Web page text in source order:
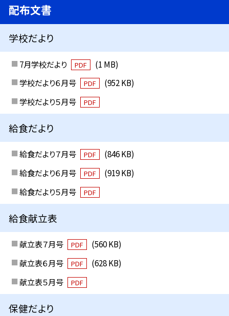
配布文書
学校だより
7月学校だより PDF
(1 MB)
学校だより６月号
PDF
(952 KB)
学校だより５月号
PDF
給食だより
給食だより７月号 PDF
(846 KB)
給食だより６月号
PDF
(919 KB)
給食だより５月号
PDF
給食献立表
献立表７月号 PDF
(560 KB)
献立表６月号
PDF
(628 KB)
献立表５月号
PDF
保健だより